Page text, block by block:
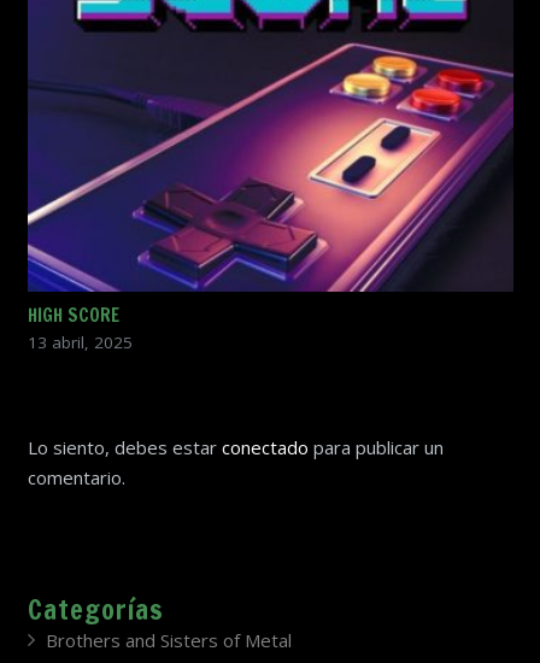
HIGH SCORE
13 abril, 2025
Lo siento, debes estar conectado para publicar un
comentario.
Categorías
Brothers and Sisters of Metal